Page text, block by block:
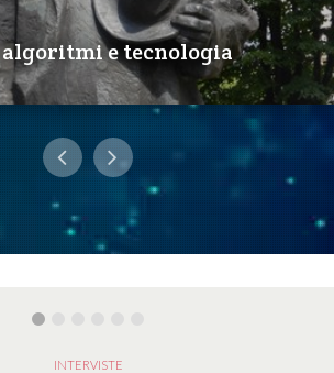
algoritmi e tecnologia
INTERVISTE